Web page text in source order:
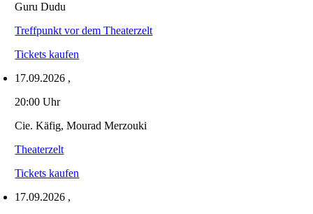
Guru Dudu
Treffpunkt vor dem Theaterzelt
Tickets kaufen
17.09.2026 ,
20:00 Uhr
Cie. Käfig, Mourad Merzouki
Theaterzelt
Tickets kaufen
17.09.2026 ,